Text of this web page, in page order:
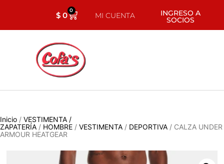
$0 0
MI CUENTA INGRESO A
SOCIOS
Inicio / VESTIMENTA /
ZAPATERÍA / HOMBRE / VESTIMENTA / DEPORTIVA / CALZA UNDER
ARMOUR HEATGEAR